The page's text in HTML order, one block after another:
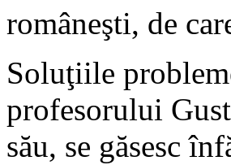
româneşti, de
Soluţiile
profesorului
său, se găsesc